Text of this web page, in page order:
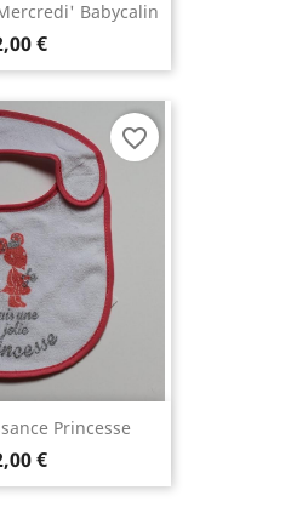
Babycalin
€
Princesse
€
favorite_border